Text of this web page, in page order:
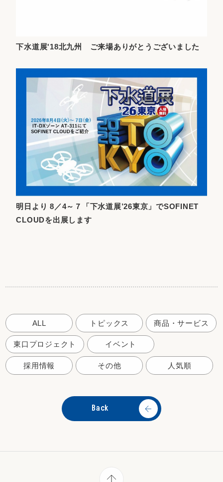
下水道展'18北九州 ご来場ありがとうございました
明日より 8／4～７「下水道展’26東京」でSOFINET
CLOUDを出展します
ALL トピックス 商品・サービス
東口プロジェクト イベント
採用情報 その他 人気順
Back